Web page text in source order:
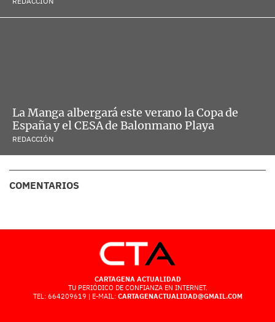
La Manga albergará este verano la Copa de
España y el CESA de Balonmano Playa
REDACCIÓN
COMENTARIOS
CARTAGENA ACTUALIDAD
TU PERIÓDICO DE CONFIANZA EN INTERNET.
TEL: 664209619 | E-MAIL: CARTAGENACTUALIDAD@GMAIL.COM